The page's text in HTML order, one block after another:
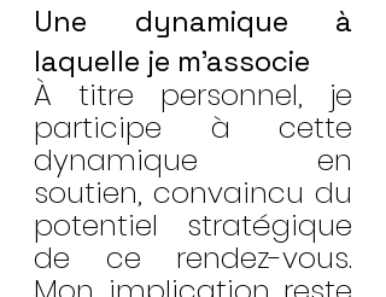
Une dynamique à
laquelle je m’associe
À titre personnel, je
participe à cette
dynamique en
soutien, convaincu du
potentiel stratégique
de ce rendez-vous.